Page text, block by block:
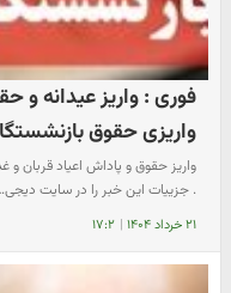
فوری : واریز عیدانه و
واریزی حقوق
واریز حقوق و پاداش اعیاد قربان
. جزییات این خبر را در سایت
۲۱ خرداد ۱۴۰۴ | ۱۷:۲